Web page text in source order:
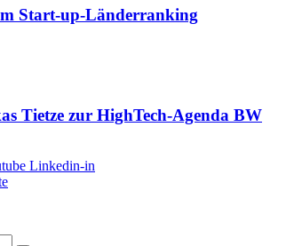
Start-up-Länderranking
Tietze zur HighTech-Agenda BW
Linkedin-in